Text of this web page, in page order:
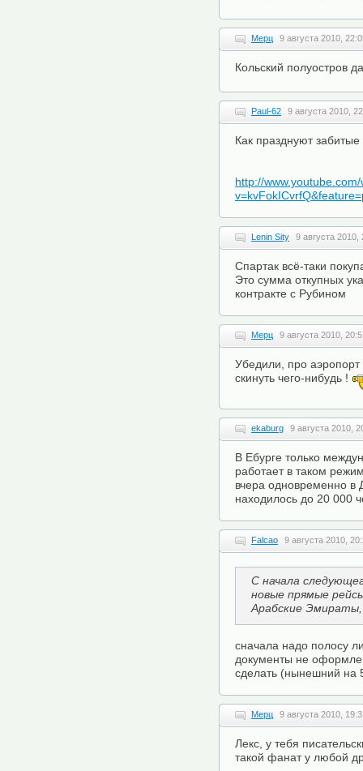
Мерц 9 августа 2010,
Кольский полуостров
Paul-62 9 августа 2010,
Как празднуют
http://
Lenin Sity 9 августа 2010,
Спартак всё-таки
Это сумма откупных
контракте с Рубином
Мерц 9 августа 2010,
Убедили, про
скинуть чего-нибудь !
ekaburg 9 августа 2010,
В Ебурге только
работает в таком
вчера одновременно
находилось до 20 000
Falcao 9 августа 2010,
С начала
новые прямые
Арабские
сначала надо полосу
документы не
сделать (нынешний на
Мерц 9 августа 2010,
Лекс, у тебя
такой фанат у любой